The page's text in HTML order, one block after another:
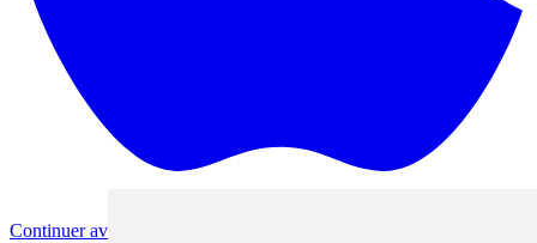
Continuer avec Apple